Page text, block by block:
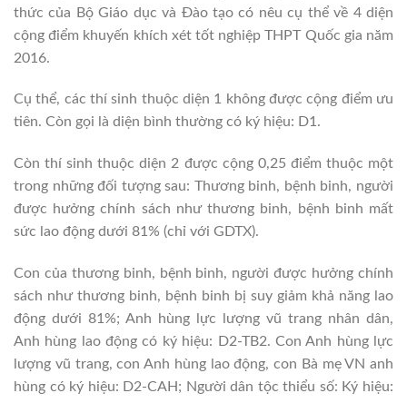
thức của Bộ Giáo dục và Đào tạo có nêu cụ thể về 4 diện
cộng điểm khuyến khích xét tốt nghiệp THPT Quốc gia năm
2016.
Cụ thể, các thí sinh thuộc diện 1 không được cộng điểm ưu
tiên. Còn gọi là diện bình thường có ký hiệu: D1.
Còn thí sinh thuộc diện 2 được cộng 0,25 điểm thuộc một
trong những đối tượng sau: Thương binh, bệnh binh, người
được hưởng chính sách như thương binh, bệnh binh mất
sức lao động dưới 81% (chỉ với GDTX).
Con của thương binh, bệnh binh, người được hưởng chính
sách như thương binh, bệnh binh bị suy giảm khả năng lao
động dưới 81%; Anh hùng lực lượng vũ trang nhân dân,
Anh hùng lao động có ký hiệu: D2-TB2. Con Anh hùng lực
lượng vũ trang, con Anh hùng lao động, con Bà mẹ VN anh
hùng có ký hiệu: D2-CAH; Người dân tộc thiểu số: Ký hiệu: